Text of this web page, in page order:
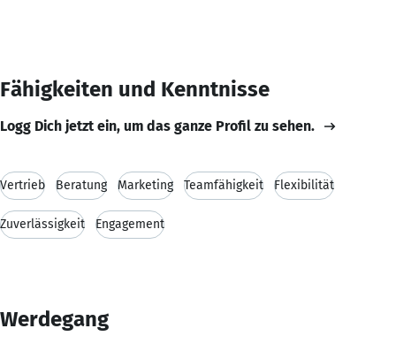
Fähigkeiten und Kenntnisse
Logg Dich jetzt ein, um das ganze Profil zu sehen.
Vertrieb Beratung Marketing Teamfähigkeit Flexibilität
Zuverlässigkeit Engagement
Werdegang